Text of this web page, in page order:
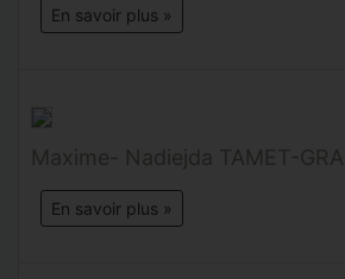
En savoir plus »
Maxime- Nadiejda TAMET-GRAL
En savoir plus »